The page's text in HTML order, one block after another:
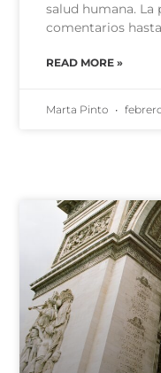
salud humana. La
comentarios
READ MORE »
Marta Pinto